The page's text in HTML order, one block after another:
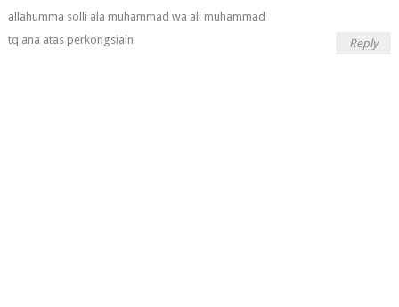
allahumma solli ala muhammad wa ali muhammad
tq ana atas perkongsiain
Reply